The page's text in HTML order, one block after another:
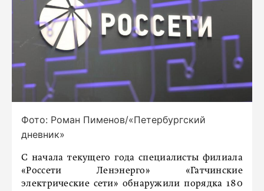
Фото: Роман Пименов/«Петербургский
дневник»
С начала текущего года специалисты филиала
«Россети Ленэнерго» «Гатчинские
электрические сети» обнаружили порядка 180